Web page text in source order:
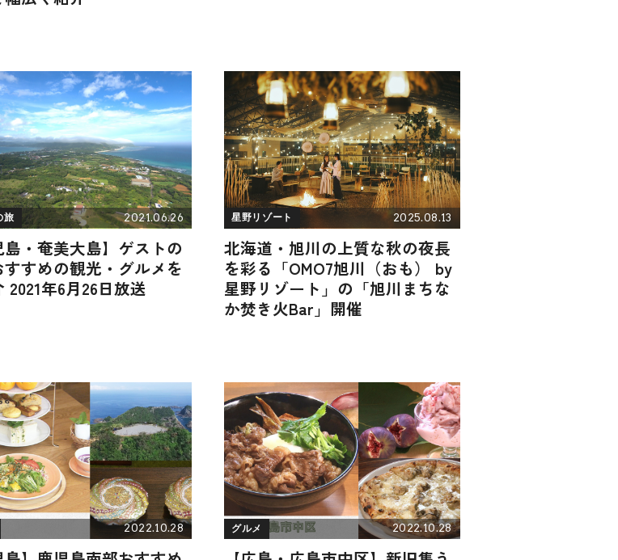
旅 2021.06.26
島・奄美大島】ゲストの
すめの観光・グルメを
2021年6月26日放送
星野リゾート 2025.08.13
北海道・旭川の上質な秋の夜長
を彩る「OMO7旭川（おも） by
星野リゾート」の「旭川まちな
か焚き火Bar」開催
2022.10.28 グルメ 2022.10.28